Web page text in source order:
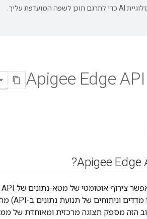
‫Google משתמשת בטכנולוגיית AI כדי לתרגם תוכן לשפה המועדפת עליך.